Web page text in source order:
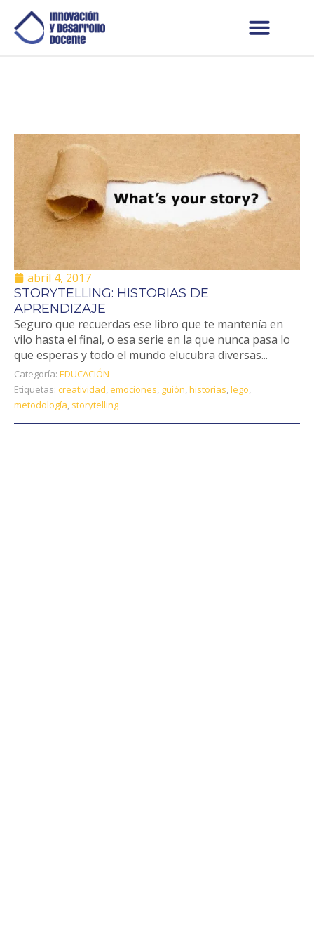
abril 4, 2017
STORYTELLING: HISTORIAS DE
APRENDIZAJE
Seguro que recuerdas ese libro que te mantenía en
vilo hasta el final, o esa serie en la que nunca pasa lo
que esperas y todo el mundo elucubra diversas...
Categoría: EDUCACIÓN
Etiquetas: creatividad,emociones, guión,historias,lego,
metodología, storytelling